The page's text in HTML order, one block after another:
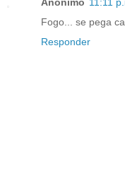
Fogo... se pega
Responder